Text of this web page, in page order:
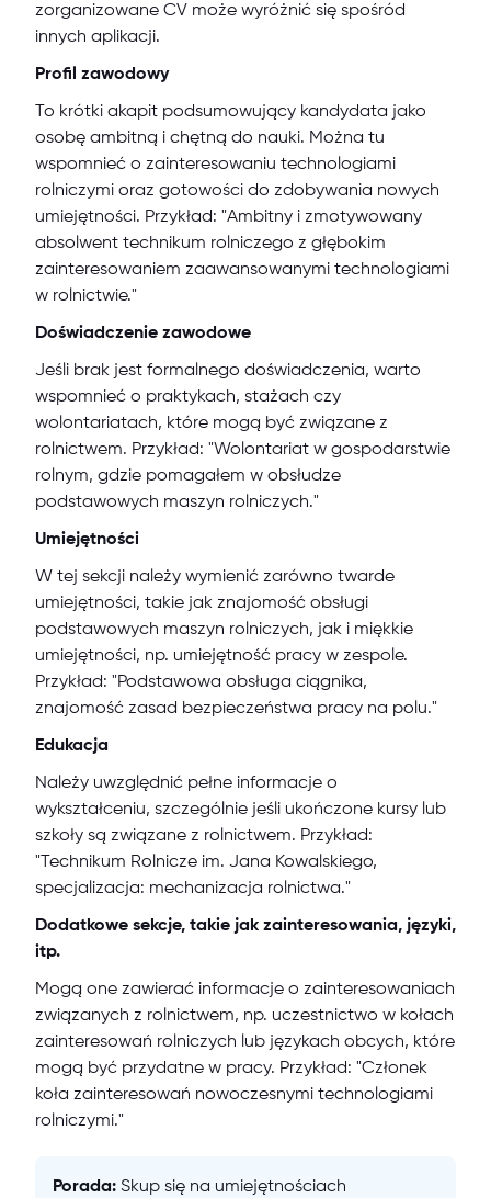
zorganizowane CV może wyróżnić się spośród
innych aplikacji.
Profil zawodowy
To krótki akapit podsumowujący kandydata jako
osobę ambitną i chętną do nauki. Można tu
wspomnieć o zainteresowaniu technologiami
rolniczymi oraz gotowości do zdobywania nowych
umiejętności. Przykład: "Ambitny i zmotywowany
absolwent technikum rolniczego z głębokim
zainteresowaniem zaawansowanymi technologiami
w rolnictwie."
Doświadczenie zawodowe
Jeśli brak jest formalnego doświadczenia, warto
wspomnieć o praktykach, stażach czy
wolontariatach, które mogą być związane z
rolnictwem. Przykład: "Wolontariat w gospodarstwie
rolnym, gdzie pomagałem w obsłudze
podstawowych maszyn rolniczych."
Umiejętności
W tej sekcji należy wymienić zarówno twarde
umiejętności, takie jak znajomość obsługi
podstawowych maszyn rolniczych, jak i miękkie
umiejętności, np. umiejętność pracy w zespole.
Przykład: "Podstawowa obsługa ciągnika,
znajomość zasad bezpieczeństwa pracy na polu."
Edukacja
Należy uwzględnić pełne informacje o
wykształceniu, szczególnie jeśli ukończone kursy lub
szkoły są związane z rolnictwem. Przykład:
"Technikum Rolnicze im. Jana Kowalskiego,
specjalizacja: mechanizacja rolnictwa."
Dodatkowe sekcje, takie jak zainteresowania, języki,
itp.
Mogą one zawierać informacje o zainteresowaniach
związanych z rolnictwem, np. uczestnictwo w kołach
zainteresowań rolniczych lub językach obcych, które
mogą być przydatne w pracy. Przykład: "Członek
koła zainteresowań nowoczesnymi technologiami
rolniczymi."
Porada: Skup się na umiejętnościach